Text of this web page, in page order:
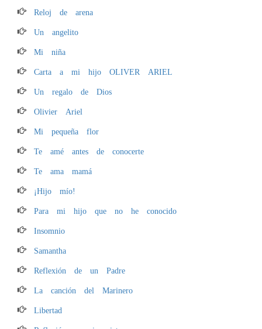
Reloj de arena
Un angelito
Mi niña
Carta a mi hijo OLIVER ARIEL
Un regalo de Dios
Olivier Ariel
Mi pequeña flor
Te amé antes de conocerte
Te ama mamá
¡Hijo mío!
Para mi hijo que no he conocido
Insomnio
Samantha
Reflexión de un Padre
La canción del Marinero
Libertad